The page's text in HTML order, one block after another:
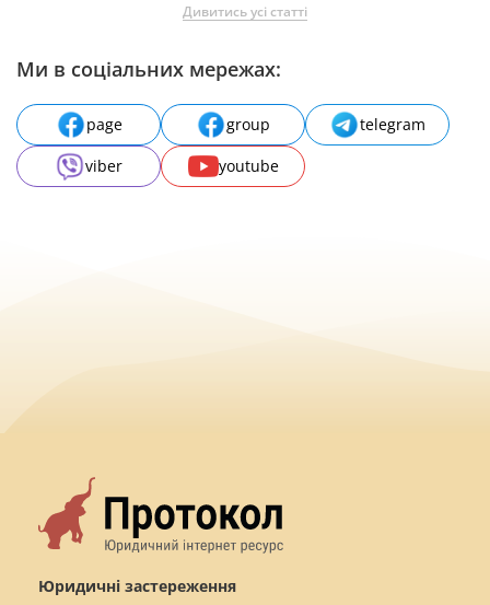
Дивитись усі статті
Ми в соціальних мережах:
page group
telegram
viber
youtube
Юридичні застереження